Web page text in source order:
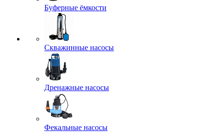
Буферные ёмкости
Скважинные насосы
Дренажные насосы
Фекальные насосы